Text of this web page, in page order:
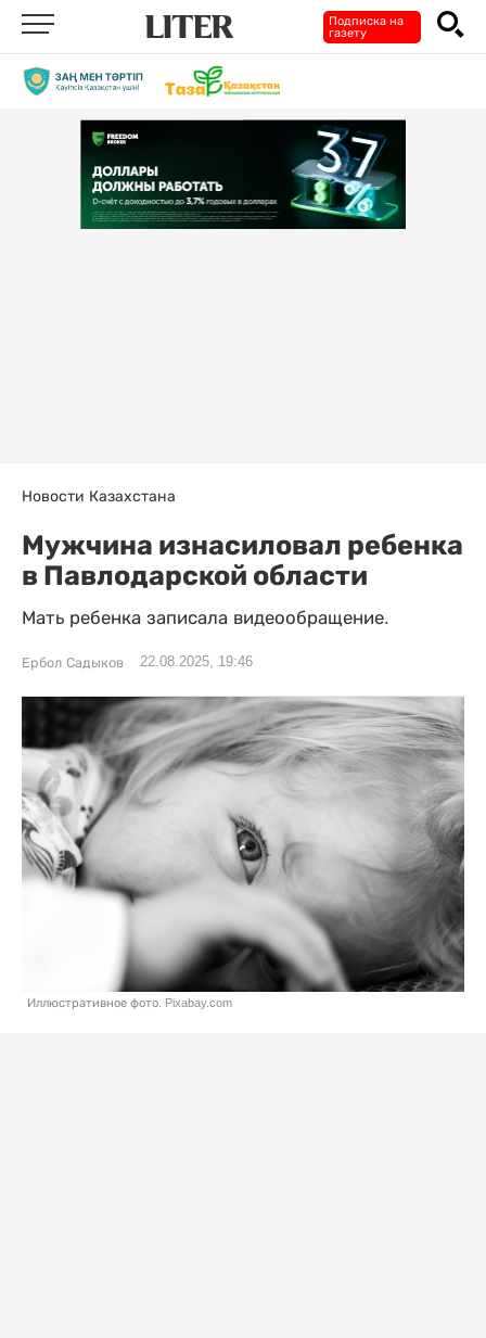
Подписка на
газету
Новости Казахстана
Мужчина изнасиловал ребенка
в Павлодарской области
Мать ребенка записала видеообращение.
Ербол Садыков 22.08.2025, 19:46
Иллюстративное фото. Pixabay.com